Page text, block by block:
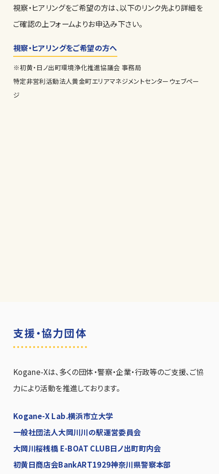
視察・ヒアリングをご希望の方は、以下のリンク先より詳細を
ご確認の上フォームよりお申込み下さい。
視察・ヒアリングをご希望の方へ
※初黄・日ノ出町環境浄化推進協議会 事務局
特定非営利活動法人黄金町エリアマネジメントセンターウェブペー
ジ
支援・協力団体
Kogane-Xは、多くの団体・警察・企業・行政等のご支援、ご協
力により活動を推進しております。
Kogane-X Lab.横浜市立大学
一般社団法人大岡川川の駅運営委員会
大岡川桜桟橋 E-BOAT CLUB日ノ出町町内会
初黄日商店会BankART1929神奈川県警察本部